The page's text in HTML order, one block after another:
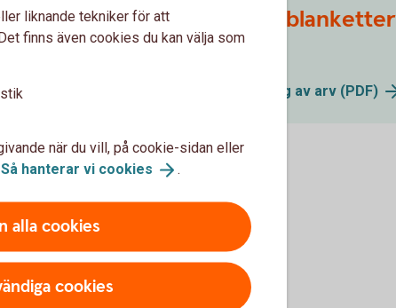
Vanliga fullmakter och blanketter
Fördelningsblankett för utbetalning av arv (PDF)
liknande tekniker för att
finns även cookies du kan välja som
när du vill, på cookie-sidan eller
Så hanterar vi cookies .
alla cookies
cookies